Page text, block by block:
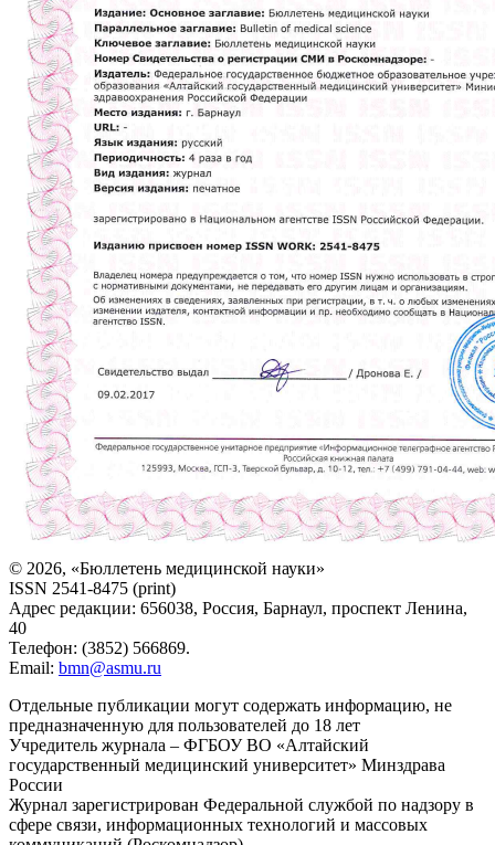
© 2026, «Бюллетень медицинской науки»
ISSN 2541-8475 (print)
Адрес редакции: 656038, Россия, Барнаул, проспект Ленина,
40
Телефон: (3852) 566869.
Email: bmn@asmu.ru
Отдельные публикации могут содержать информацию, не
предназначенную для пользователей до 18 лет
Учредитель журнала – ФГБОУ ВО «Алтайский
государственный медицинский университет» Минздрава
России
Журнал зарегистрирован Федеральной службой по надзору в
сфере связи, информационных технологий и массовых